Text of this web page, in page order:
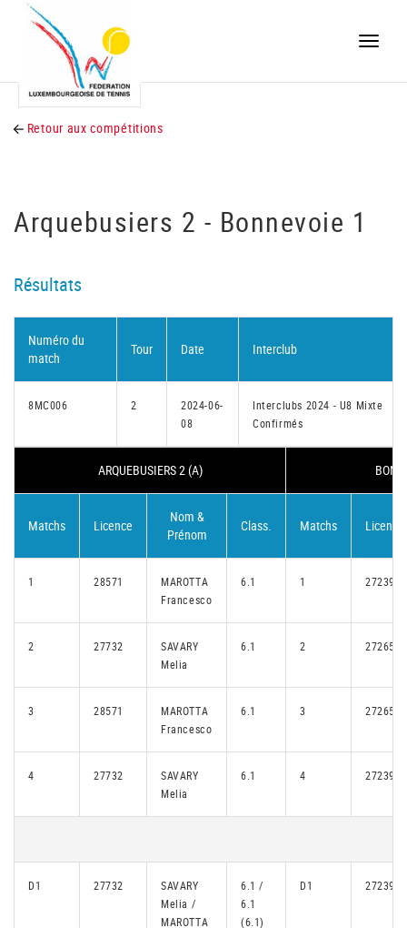
Toggle
Retour aux compétitions
Arquebusiers 2 - Bonnevoie 1
Résultats
Numéro du
match
Tour Date Interclub
8MC006 2
2024-06-
08
Interclubs 2024 - U8 Mixte
Confirmés
ARQUEBUSIERS 2 (A)
Matchs Licence
Nom &
Prénom
Class. Matchs Licence
1 28571
MAROTTA
Francesco
6.1 1 27239
2 27732
SAVARY
Melia
6.1 2 27265
3 28571
MAROTTA
Francesco
6.1 3 27265
4 27732
SAVARY
Melia
6.1 4 27239
D1 27732
SAVARY
Melia /
MAROTTA
6.1 /
6.1
(6.1)
D1 27239